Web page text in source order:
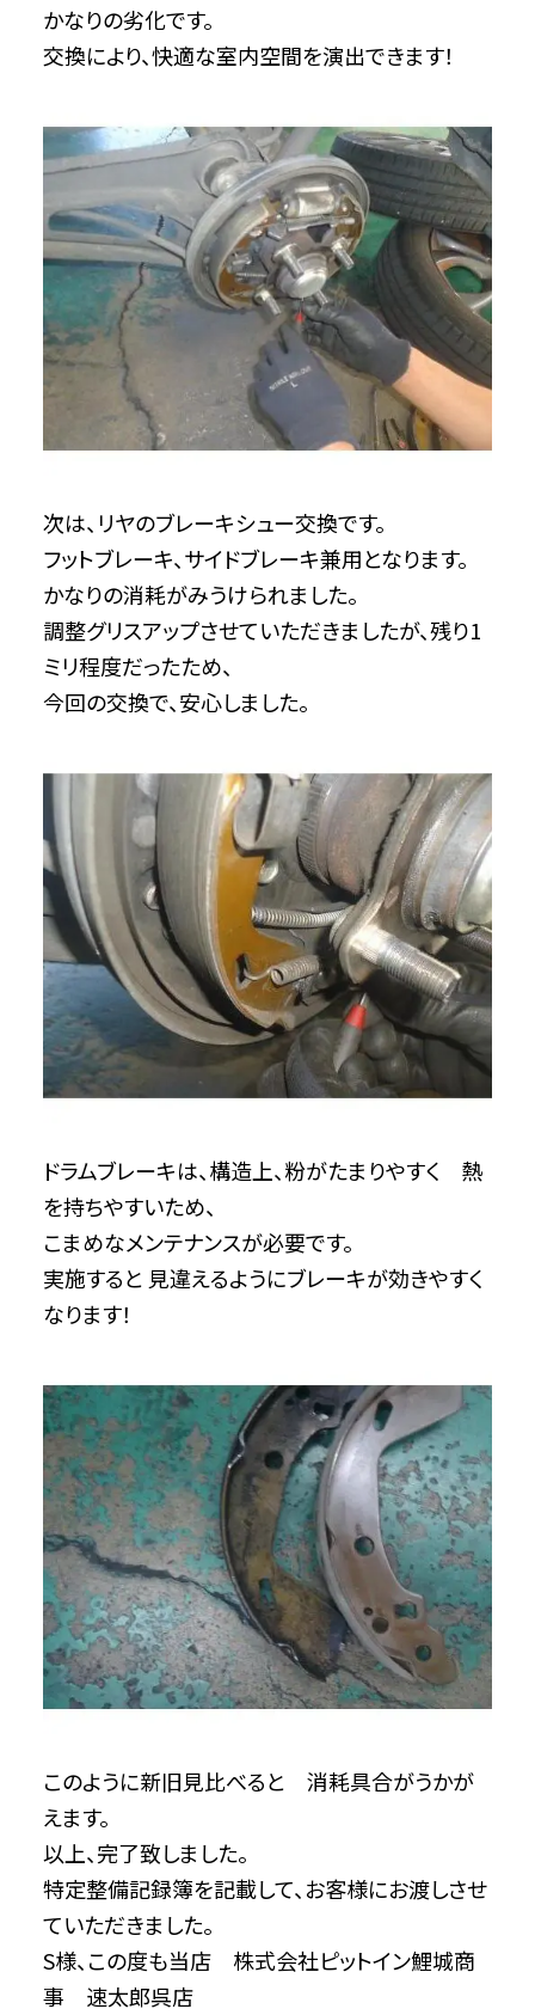
かなりの劣化です。
交換により、快適な室内空間を演出できます！
次は、リヤのブレーキシュー交換です。
フットブレーキ、サイドブレーキ兼用となります。
かなりの消耗がみうけられました。
調整グリスアップさせていただきましたが、残り1
ミリ程度だったため、
今回の交換で、安心しました。
ドラムブレーキは、構造上、粉がたまりやすく 熱
を持ちやすいため、
こまめなメンテナンスが必要です。
実施すると 見違えるようにブレーキが効きやすく
なります！
このように新旧見比べると 消耗具合がうかが
えます。
以上、完了致しました。
特定整備記録簿を記載して、お客様にお渡しさせ
ていただきました。
S様、この度も当店 株式会社ピットイン鯉城商
事 速太郎呉店